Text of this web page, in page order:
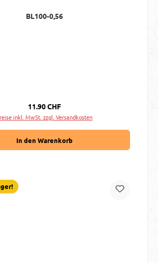
BL100-0,56
Regulärer Preis:
11.90 CHF
inkl. MwSt. zzgl. Versandkosten
In den Warenkorb